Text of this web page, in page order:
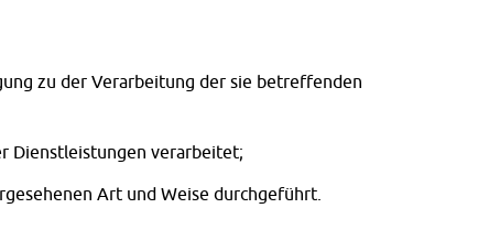
zu der Verarbeitung der sie betreffenden
Dienstleistungen verarbeitet;
Art und Weise durchgeführt.